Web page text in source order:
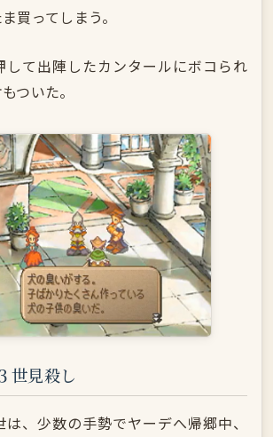
買ってしまう。
して出陣したカンタールにボコられ
ついた。
世見殺し
、少数の手勢でヤーデへ帰郷中、